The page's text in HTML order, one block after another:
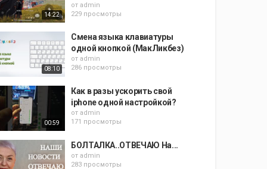
14:22
от admin
229 просмотры
08:10
Смена языка клавиатуры
одной кнопкой (МакЛикбез)
от admin
286 просмотры
00:59
Как в разы ускорить свой
iphone одной настройкой?
от admin
171 просмотры
БОЛТАЛКА..ОТВЕЧАЮ На...
от admin
283 просмотры